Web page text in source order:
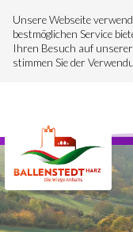
Unsere Webseite
bestmöglichen Service
Ihren Besuch auf
stimmen Sie der